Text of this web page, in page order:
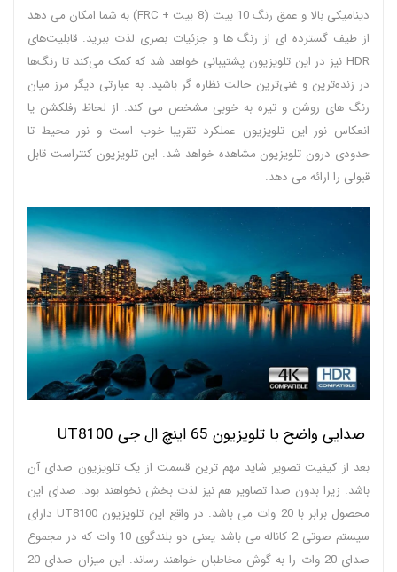
دینامیکی بالا و عمق رنگ 10 بیت (8 بیت + FRC) به شما امکان می دهد
از طیف گسترده ای از رنگ ها و جزئیات بصری لذت ببرید. قابلیت‌های
HDR نیز در این تلویزیون پشتیبانی خواهد شد که کمک می‌کند تا رنگ‌ها
در زنده‌ترین و غنی‌ترین حالت نظاره گر باشید. به عبارتی دیگر مرز میان
رنگ‌ های روشن و تیره به خوبی مشخص می کند. از لحاظ رفلکشن یا
انعکاس نور این تلویزیون عملکرد تقریبا خوب است و نور محیط تا
حدودی درون تلویزیون مشاهده خواهد شد. این تلویزیون کنتراست قابل
قبولی را ارائه می دهد.
صدایی واضح با تلویزیون 65 اینچ ال جی UT8100
بعد از کیفیت تصویر شاید مهم‌ ترین قسمت از یک تلویزیون صدای آن
باشد. زیرا بدون صدا تصاویر هم نیز لذت بخش نخواهند بود. صدای این
محصول برابر با 20 وات می باشد. در واقع این تلویزیون UT8100 دارای
سیستم صوتی 2 کاناله می باشد یعنی دو بلندگوی 10 وات که در مجموع
صدای 20 وات را به گوش مخاطبان خواهند رساند. این میزان صدای 20